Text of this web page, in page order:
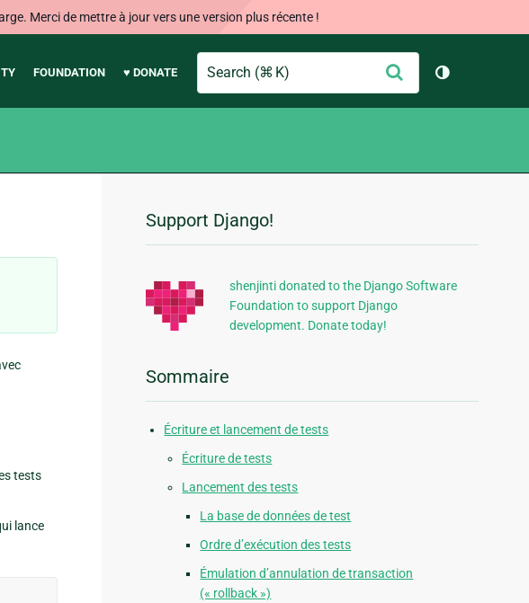
Merci de mettre à jour vers une version plus récente !
FOUNDATION ♥ DONATE
Search Envoyer
Changer
tests
lance
Informations
supplémentaires
Support Django!
shenjinti donated to the Django Software
Foundation to support Django
development. Donate today!
Sommaire
Écriture et lancement de tests
Écriture de tests
Lancement des tests
La base de données de test
Ordre d’exécution des tests
Émulation d’annulation de transaction
(« rollback »)